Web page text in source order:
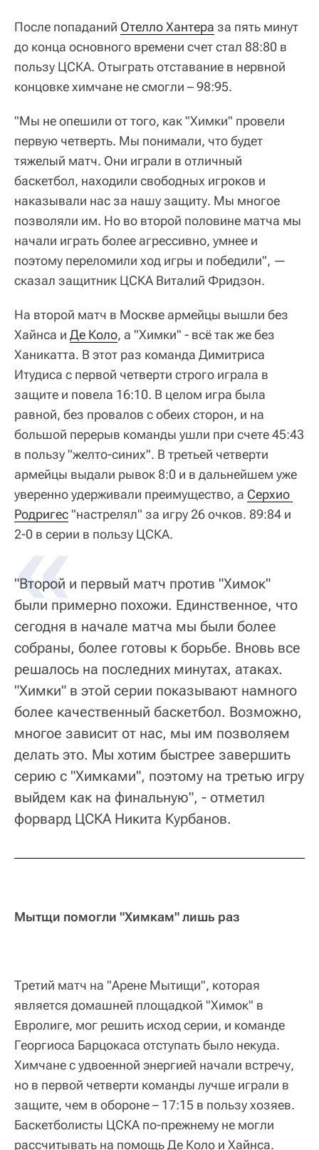
После попаданий Отелло Хантера за пять минут
до конца основного времени счет стал 88:80 в
пользу ЦСКА. Отыграть отставание в нервной
концовке химчане не смогли – 98:95.
"Мы не опешили от того, как "Химки" провели
первую четверть. Мы понимали, что будет
тяжелый матч. Они играли в отличный
баскетбол, находили свободных игроков и
наказывали нас за нашу защиту. Мы многое
позволяли им. Но во второй половине матча мы
начали играть более агрессивно, умнее и
поэтому переломили ход игры и победили", —
сказал защитник ЦСКА Виталий Фридзон.
На второй матч в Москве армейцы вышли без
Хайнса и Де Коло, а "Химки" - всё так же без
Ханикатта. В этот раз команда Димитриса
Итудиса с первой четверти строго играла в
защите и повела 16:10. В целом игра была
равной, без провалов с обеих сторон, и на
большой перерыв команды ушли при счете 45:43
в пользу "желто-синих". В третьей четверти
армейцы выдали рывок 8:0 и в дальнейшем уже
уверенно удерживали преимущество, а Серхио
Родригес "настрелял" за игру 26 очков. 89:84 и
2-0 в серии в пользу ЦСКА.
"Второй и первый матч против "Химок"
были примерно похожи. Единственное, что
сегодня в начале матча мы были более
собраны, более готовы к борьбе. Вновь все
решалось на последних минутах, атаках.
"Химки" в этой серии показывают намного
более качественный баскетбол. Возможно,
многое зависит от нас, мы им позволяем
делать это. Мы хотим быстрее завершить
серию с "Химками", поэтому на третью игру
выйдем как на финальную", - отметил
форвард ЦСКА Никита Курбанов.
Мытщи помогли "Химкам" лишь раз
Третий матч на "Арене Мытищи", которая
является домашней площадкой "Химок" в
Евролиге, мог решить исход серии, и команде
Георгиоса Барцокаса отступать было некуда.
Химчане с удвоенной энергией начали встречу,
но в первой четверти команды лучше играли в
защите, чем в обороне – 17:15 в пользу хозяев.
Баскетболисты ЦСКА по-прежнему не могли
рассчитывать на помощь Де Коло и Хайнса.